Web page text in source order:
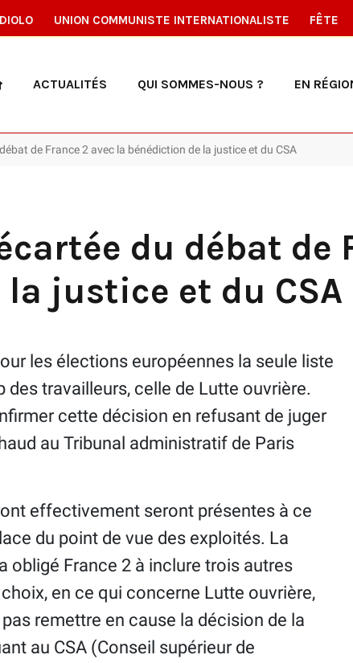
UNION COMMUNISTE INTERNATIONALISTE FÊTE
ACTUALITÉS QUI SOMMES-NOUS ? EN
de France 2 avec la bénédiction de la justice et du CSA
du débat de
justice et du CSA
les élections européennes la seule liste
travailleurs, celle de Lutte ouvrière.
cette décision en refusant de juger
au Tribunal administratif de Paris
effectivement seront présentes à ce
du point de vue des exploités. La
obligé France 2 à inclure trois autres
en ce qui concerne Lutte ouvrière,
remettre en cause la décision de la
au CSA (Conseil supérieur de